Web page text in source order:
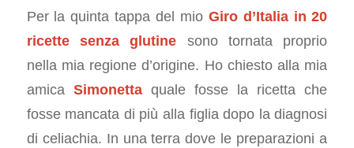
Per la quinta tappa del mio Giro d’Italia in 20
ricette senza glutine sono tornata proprio
nella mia regione d’origine. Ho chiesto alla mia
amica Simonettaquale fosse la ricetta che
fosse mancata di più alla figlia dopo la diagnosi
di celiachia. In una terra dove le preparazioni a